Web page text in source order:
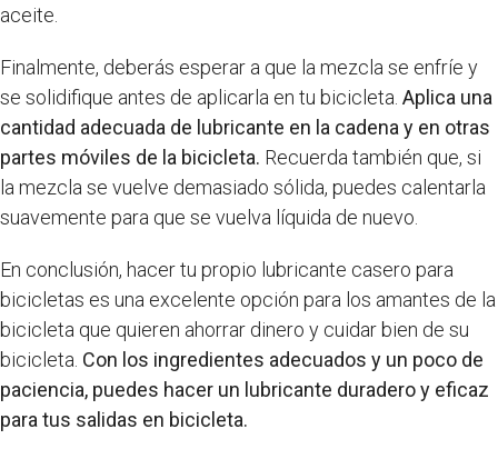
aceite.
Finalmente, deberás esperar a que la mezcla se enfríe y
se solidifique antes de aplicarla en tu bicicleta. Aplica una
cantidad adecuada de lubricante en la cadena y en otras
partes móviles de la bicicleta. Recuerda también que, si
la mezcla se vuelve demasiado sólida, puedes calentarla
suavemente para que se vuelva líquida de nuevo.
En conclusión, hacer tu propio lubricante casero para
bicicletas es una excelente opción para los amantes de la
bicicleta que quieren ahorrar dinero y cuidar bien de su
bicicleta. Con los ingredientes adecuados y un poco de
paciencia, puedes hacer un lubricante duradero y eficaz
para tus salidas en bicicleta.